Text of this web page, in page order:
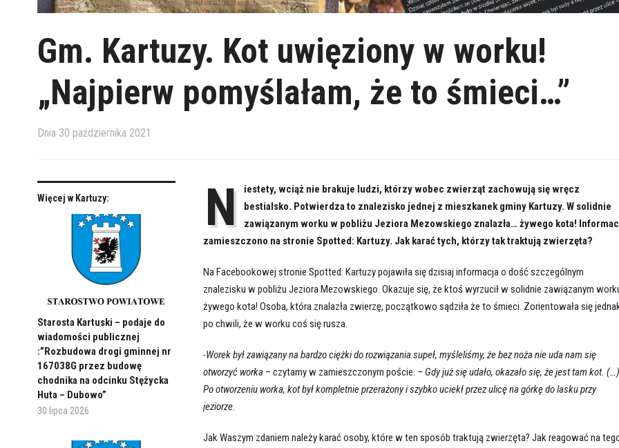
Gm. Kartuzy. Kot uwięziony w worku!
„Najpierw pomyślałam, że to śmieci…”
Dnia 30 października 2021
Więcej w Kartuzy:
Starosta Kartuski – podaje do
wiadomości publicznej
:”Rozbudowa drogi gminnej nr
167038G przez budowę
chodnika na odcinku Stężycka
Huta – Dubowo”
30 lipca 2026
N
iestety, wciąż nie brakuje ludzi, którzy wobec zwierząt zachowują się wręcz
bestialsko. Potwierdza to znalezisko jednej z mieszkanek gminy Kartuzy. W solidnie
zawiązanym worku w pobliżu Jeziora Mezowskiego znalazła… żywego kota!
zamieszczono na stronie Spotted: Kartuzy. Jak karać tych, którzy tak traktują zwierzęta?
Na Facebookowej stronie Spotted: Kartuzy pojawiła się dzisiaj informacja o dość szczególnym
znalezisku w pobliżu Jeziora Mezowskiego. Okazuje się, że ktoś wyrzucił w solidnie zawiązanym
żywego kota! Osoba, która znalazła zwierzę, początkowo sądziła że to śmieci. Zorientowała się
po chwili, że w worku coś się rusza.
-Worek był zawiązany na bardzo ciężki do rozwiązania supeł, myśleliśmy, że bez noża nie uda nam się
otworzyć worka– czytamy w zamieszczonym poście. –Gdy już się udało, okazało się, że jest tam kot. (…)
Po otworzeniu worka, kot był kompletnie przerażony i szybko uciekł przez ulicę na górkę do lasku przy
jeziorze.
Jak Waszym zdaniem należy karać osoby, które w ten sposób traktują zwierzęta? Jak reagować na